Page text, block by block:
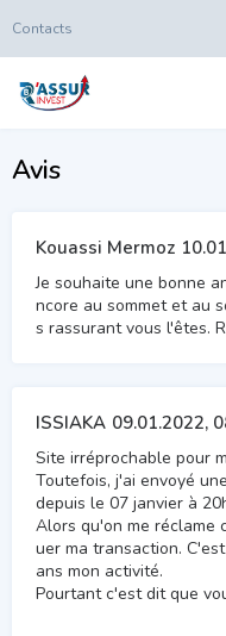
Contacts
Avis
Kouassi Mermoz
Je souhaite une bonne
ncore au sommet et au
s rassurant vous l'êtes.
ISSIAKA 09.01.2022,
Site irréprochable pour
Toutefois, j'ai envoyé
depuis le 07 janvier à
Alors qu'on me réclame
uer ma transaction.
ans mon activité.
Pourtant c'est dit que